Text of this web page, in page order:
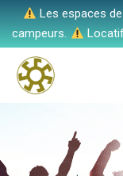
Les espaces
campeurs.